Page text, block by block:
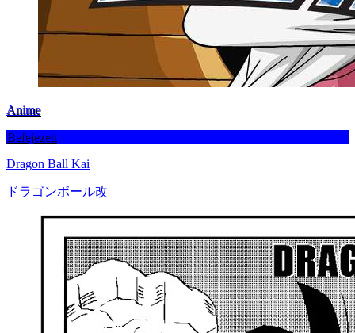
Anime
Befejezett
Dragon Ball Kai
ドラゴンボール改